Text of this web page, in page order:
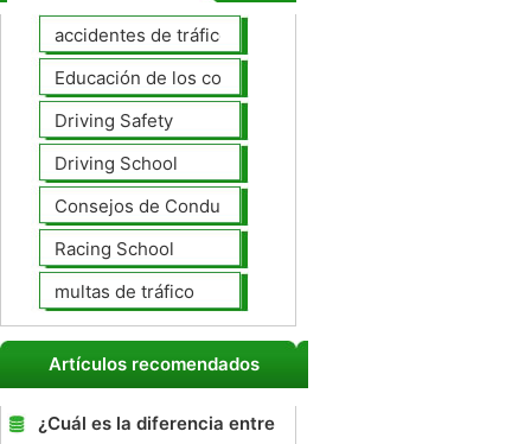
accidentes de tráfico
Educación de los conductores
Driving Safety
Driving School
Consejos de Conducción
Racing School
multas de tráfico
Artículos recomendados
¿Cuál es la diferencia entre